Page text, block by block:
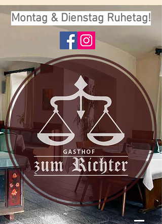
Montag & Dienstag Ruhetag!